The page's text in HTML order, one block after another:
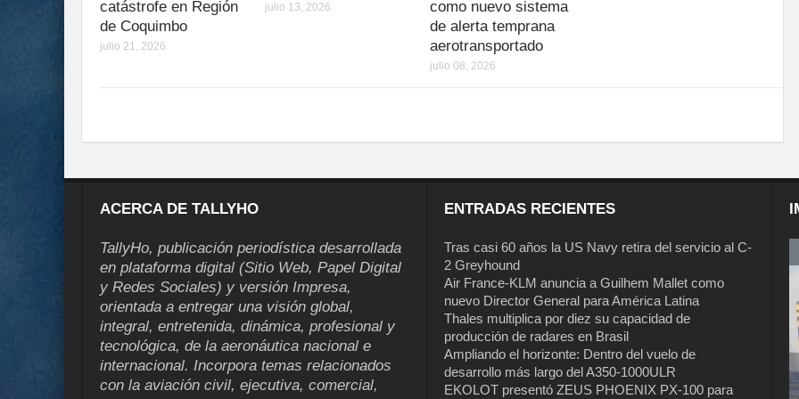
catástrofe en Región
de Coquimbo
julio 21, 2026
julio 13, 2026
como nuevo sistema
de alerta temprana
aerotransportado
julio 08, 2026
ACERCA DE TALLYHO
TallyHo, publicación periodística desarrollada
en plataforma digital (Sitio Web, Papel Digital
y Redes Sociales) y versión Impresa,
orientada a entregar una visión global,
integral, entretenida, dinámica, profesional y
tecnológica, de la aeronáutica nacional e
internacional. Incorpora temas relacionados
con la aviación civil, ejecutiva, comercial,
ENTRADAS RECIENTES
Tras casi 60 años la US Navy retira del servicio al C-
2 Greyhound
Air France-KLM anuncia a Guilhem Mallet como
nuevo Director General para América Latina
Thales multiplica por diez su capacidad de
producción de radares en Brasil
Ampliando el horizonte: Dentro del vuelo de
desarrollo más largo del A350-1000ULR
EKOLOT presentó ZEUS PHOENIX PX-100 para